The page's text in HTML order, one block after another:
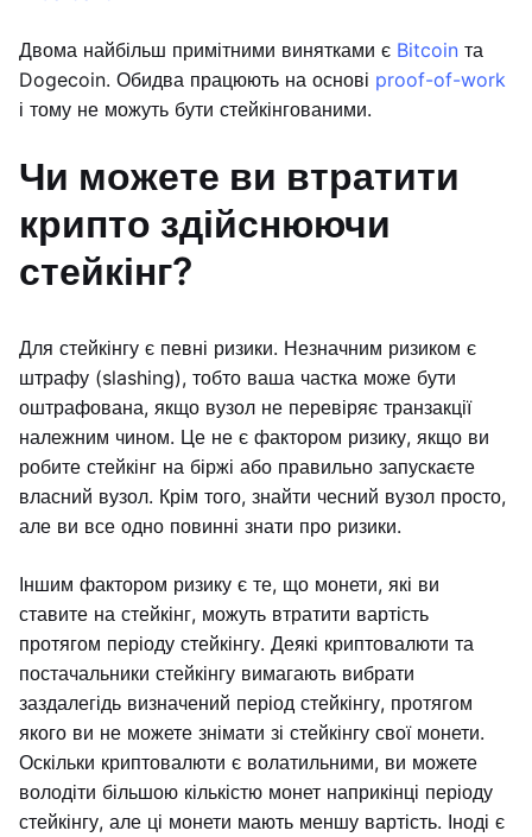
Двома найбільш примітними винятками є Bitcoin та
Dogecoin. Обидва працюють на основі proof-of-work
і тому не можуть бути стейкінгованими.
Чи можете ви втратити
крипто здійснюючи
стейкінг?
Для стейкінгу є певні ризики. Незначним ризиком є
штрафу (slashing), тобто ваша частка може бути
оштрафована, якщо вузол не перевіряє транзакції
належним чином. Це не є фактором ризику, якщо ви
робите стейкінг на біржі або правильно запускаєте
власний вузол. Крім того, знайти чесний вузол просто,
але ви все одно повинні знати про ризики.
Іншим фактором ризику є те, що монети, які ви
ставите на стейкінг, можуть втратити вартість
протягом періоду стейкінгу. Деякі криптовалюти та
постачальники стейкінгу вимагають вибрати
заздалегідь визначений період стейкінгу, протягом
якого ви не можете знімати зі стейкінгу свої монети.
Оскільки криптовалюти є волатильними, ви можете
володіти більшою кількістю монет наприкінці періоду
стейкінгу, але ці монети мають меншу вартість. Іноді є